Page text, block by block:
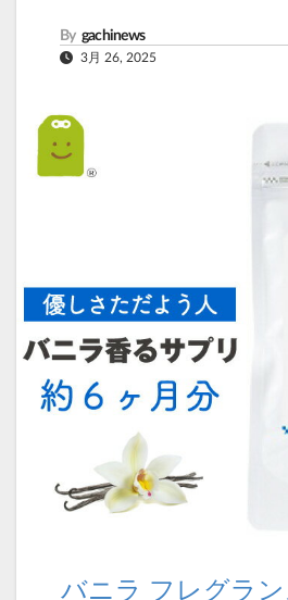
By gachinews
3月 26, 2025
バニラ フレグラ